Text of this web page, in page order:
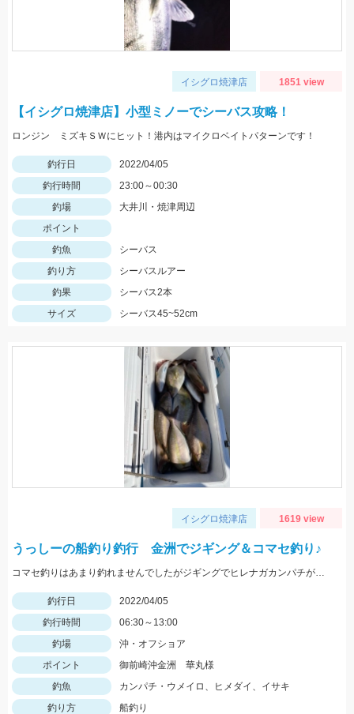
イシグロ焼津店 1851 view
【イシグロ焼津店】小型ミノーでシーバス攻略！
ロンジン ミズキＳＷにヒット！港内はマイクロベイトパターンです！
釣行日
2022/04/05
釣行時間
23:00～00:30
釣場
大井川・焼津周辺
ポイント
釣魚
シーバス
釣り方
シーバスルアー
釣果
シーバス2本
サイズ
シーバス45~52cm
イシグロ焼津店 1619 view
うっしーの船釣り釣行 金洲でジギング＆コマセ釣り♪
コマセ釣りはあまり釣れませんでしたがジギングでヒレナガカンパチが連発しました！
釣行日
2022/04/05
釣行時間
06:30～13:00
釣場
沖・オフショア
ポイント
御前崎沖金洲 華丸様
釣魚
カンパチ・ウメイロ、ヒメダイ、イサキ
釣り方
船釣り